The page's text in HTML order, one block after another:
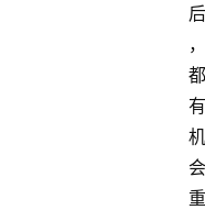
后
，
都
有
机
会
重